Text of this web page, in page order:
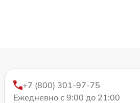
+7 (800) 301-97-75
Ежедневно с 9:00 до 21:00